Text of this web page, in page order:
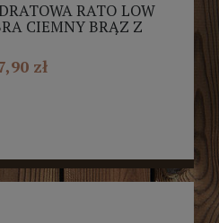
RATO LOW
CIEMNY BRĄZ Z
zł